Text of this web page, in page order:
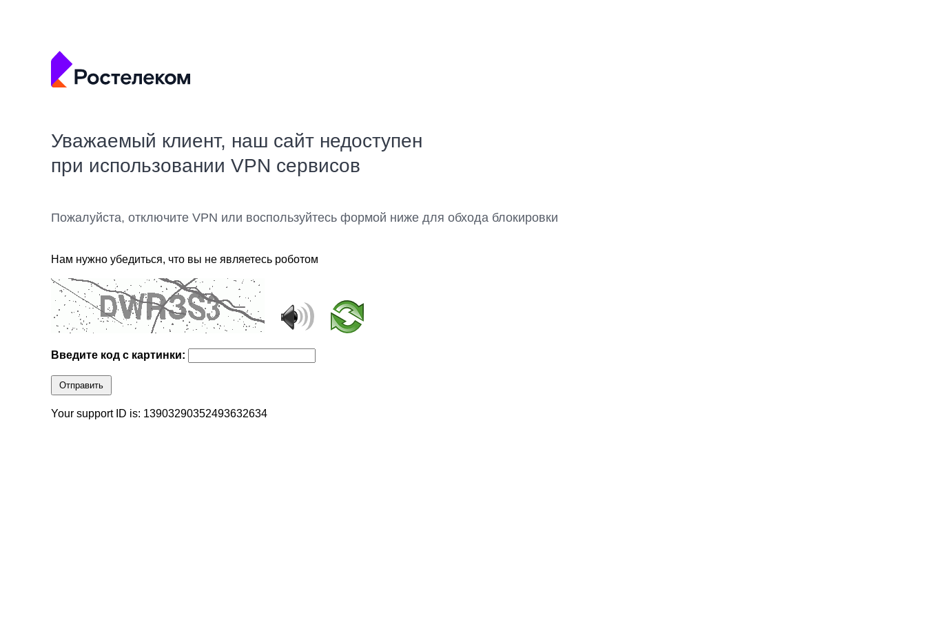
Уважаемый клиент, наш сайт недоступен
при использовании VPN сервисов
Пожалуйста, отключите VPN или воспользуйтесь формой ниже для обхода блокировки
Нам нужно убедиться, что вы не являетесь роботом
Введите код с картинки:
Отправить
Your support ID is: 13903290352493632634